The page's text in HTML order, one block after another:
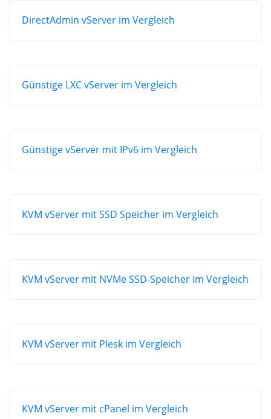
DirectAdmin vServer im Vergleich
Günstige LXC vServer im Vergleich
Günstige vServer mit IPv6 im Vergleich
KVM vServer mit SSD Speicher im Vergleich
KVM vServer mit NVMe SSD-Speicher im Vergleich
KVM vServer mit Plesk im Vergleich
KVM vServer mit cPanel im Vergleich